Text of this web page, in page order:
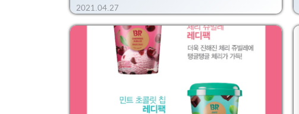
푹신한 과자속 초코를 그대로 느끼기는 힘들겠네요;; 뭐, 그
래도 좋아하는 과자라 기대기대해볼 예정입니다~ 이번에도
베스킨라빈스의 핑크버드 서비스를 이용했는데, 대략 내일
(수)에 집으로 배달예정입니다 ㅋ 요것도 먹어보고 바로 후
기를 남겨볼 예정! 이번 핑크버드도 4월과 같이 총 4가지 맛
을 선택할 수 있고, 배송비 무료에 13,500원 입니다. (해피
오더 앱을 통해 주문하시면 됩니다. 단 핑크버드는 기간한
정 노출) ※ 초창기 가격에 비하면 정말 혜자스럽네요. 이정
도면 가성비 괜찮은 ..
2021.04.27